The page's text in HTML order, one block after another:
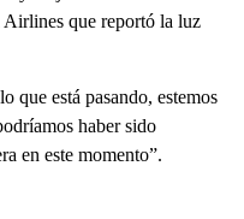
que reportó la luz
que está pasando, estemos
haber sido
en este momento”.